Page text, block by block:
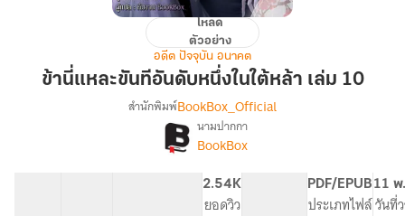
แหละ
อันดับ
โหลด
ตัวอย่าง
อดีต ปัจจุบัน อนาคต
ข้านี่แหละขันทีอันดับหนึ่งในใต้หล้า เล่ม 10
เรื่อง[จบ]
ข้า
นี่
แหละ
ขันที
สำนักพิมพ์BookBox_Official
นามปากกา
BookBox
2.54K
ยอดวิว
PDF/EPUB
ประเภทไฟล์
11
วันที่